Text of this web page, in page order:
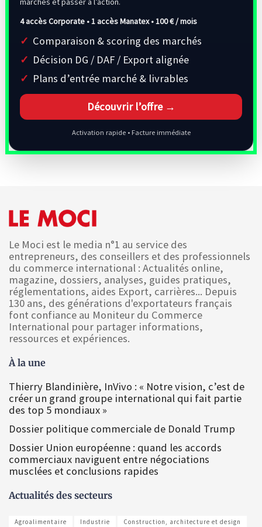
4 accès Corporate • 1 accès Manatex •100 € / mois
Comparaison & scoring des marchés
Décision DG / DAF / Export alignée
Plans d’entrée marché & livrables
Découvrir l’offre →
Activation rapide • Facture immédiate
Le Moci est le media n°1 au service des
entrepreneurs, des conseillers et des professionnels
du commerce international : Actualités online,
magazine, dossiers, analyses, guides pratiques,
réglementations, aides Export, carrières... Depuis
130 ans, des générations d'exportateurs français
font confiance au Moniteur du Commerce
International pour partager informations,
ressources et expériences.
À la une
Thierry Blandinière, InVivo : « Notre vision, c’est de
créer un grand groupe international qui fait partie
des top 5 mondiaux »
Dossier politique commerciale de Donald Trump
Dossier Union européenne : quand les accords
commerciaux naviguent entre négociations
musclées et conclusions rapides
Actualités des secteurs
Agroalimentaire Industrie Construction, architecture et design